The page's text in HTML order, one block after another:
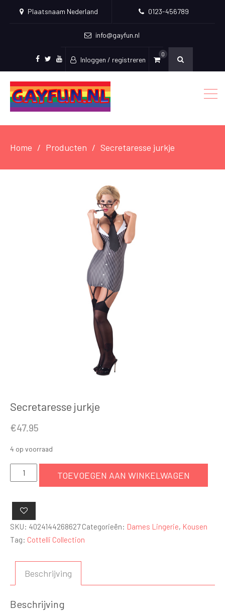
Plaatsnaam Nederland 0123-456789
info@gayfun.nl
Facebook
TwitterYoutube
Inloggen / registreren
0
Home Producten Secretaresse jurkje
Secretaresse jurkje
€47.95
4 op voorraad
Secretaresse
jurkje
TOEVOEGEN AAN WINKELWAGEN
SKU: 4024144268627 Categorieën: Dames Lingerie, Kousen
Tag: Cottelli Collection
Beschrijving
Beschrijving